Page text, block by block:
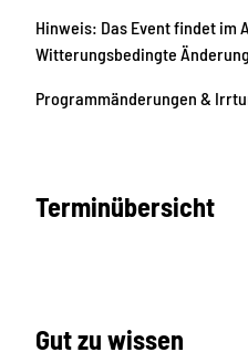
Hinweis: Das Event findet im
Witterungsbedingte
Programmänderungen &
Terminübersicht
Gut zu wissen